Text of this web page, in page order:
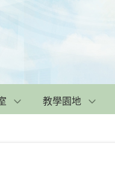
教學園地